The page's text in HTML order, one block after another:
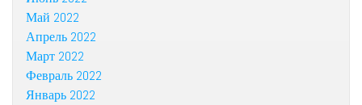
Май 2022
Апрель 2022
Март 2022
Февраль 2022
Январь 2022